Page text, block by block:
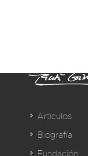
Artículos
Biografía
Fundación